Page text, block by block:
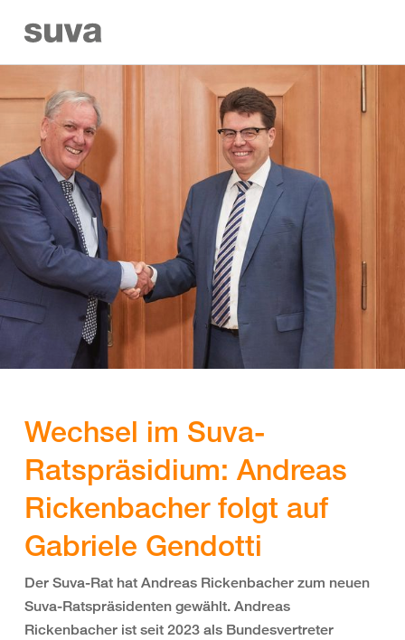
Wechsel im Suva-
Ratspräsidium: Andreas
Rickenbacher folgt auf
Gabriele Gendotti
Der Suva-Rat hat Andreas Rickenbacher zum neuen
Suva-Ratspräsidenten gewählt. Andreas
Rickenbacher ist seit 2023 als Bundesvertreter